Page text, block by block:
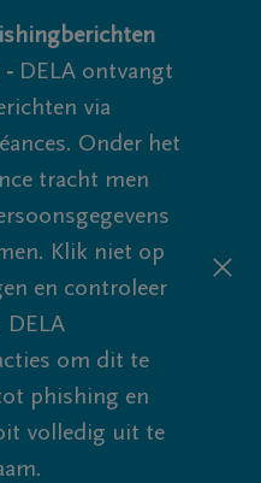
- DELA ontvangt
via
Onder het
tracht men
Klik niet op
en controleer
DELA
om dit te
phishing en
volledig uit te